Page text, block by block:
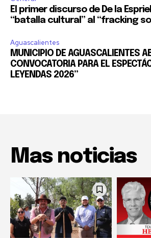
El primer discurso de De la
“batalla cultural” al “fracking
Aguascalientes
MUNICIPIO DE AGUASCALIENTES
CONVOCATORIA PARA EL
LEYENDAS 2026”
Mas noticias